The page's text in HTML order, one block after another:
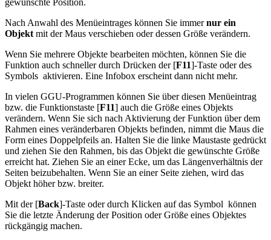
Nach Anwahl des Menüeintrages können Sie immernur ein
Objekt mit der Maus verschieben oder dessen Größe verändern.
Wenn Sie mehrere Objekte bearbeiten möchten, können Sie die
Funktion auch schneller durch Drücken der [F11]-Taste oder des
Symbols aktivieren. Eine Infobox erscheint dann nicht mehr.
In vielen GGU-Programmen können Sie über diesen Menüeintrag
bzw. die Funktionstaste [F11] auch die Größe eines Objekts
verändern. Wenn Sie sich nach Aktivierung der Funktion über dem
Rahmen eines veränderbaren Objekts befinden, nimmt die Maus die
Form eines Doppelpfeils an. Halten Sie die linke Maustaste gedrückt
und ziehen Sie den Rahmen, bis das Objekt die gewünschte Größe
erreicht hat. Ziehen Sie an einer Ecke, um das Längenverhältnis der
Seiten beizubehalten. Wenn Sie an einer Seite ziehen, wird das
Objekt höher bzw. breiter.
Mit der [Back]-Taste oder durch Klicken auf das Symbol können
Sie die letzte Änderung der Position oder Größe eines Objektes
rückgängig machen.